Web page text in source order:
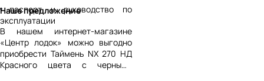
паспорт и руководство по
эксплуатации
Наше предложение
В нашем интернет-магазине
«Центр лодок» можно выгодно
приобрести Таймень NX 270 НД
Красного цвета с черными